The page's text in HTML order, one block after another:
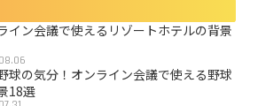
イン会議で使えるリゾートホテルの背景
球の気分！オンライン会議で使える野球
18選